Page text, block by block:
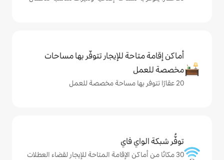
للإيجار تتوفّر بها مساحات
الإقامة المتاحة للإيجار لقضاء العطلات